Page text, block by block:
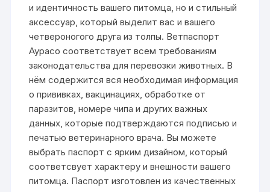
и идентичность вашего питомца, но и стильный
аксессуар, который выделит вас и вашего
четвероногого друга из толпы. Ветпаспорт
Аурасо соответствует всем требованиям
законодательства для перевозки животных. В
нём содержится вся необходимая информация
о прививках, вакцинациях, обработке от
паразитов, номере чипа и других важных
данных, которые подтверждаются подписью и
печатью ветеринарного врача. Вы можете
выбрать паспорт с ярким дизайном, который
соответсвует характеру и внешности вашего
питомца. Паспорт изготовлен из качественных